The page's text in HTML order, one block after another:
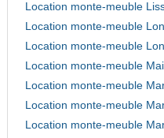
Location monte-meuble
Location monte-meuble
Location monte-meuble
Location monte-meuble
Location monte-meuble
Location monte-meuble
Location monte-meuble